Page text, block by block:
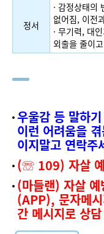
정서
· 감정상태의
없어짐, 이전
· 무기력, 대
외출을 줄이
우울감 등 말하
이런 어려움을
이지말고 연락주
(☏ 109) 자살 예
(마들랜) 자살
(APP), 문자메
간 메시지로 상